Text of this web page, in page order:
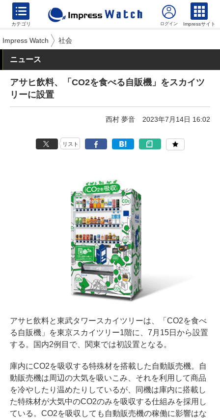
カテゴリ Impressサイト
Impress Watch 社会
ニュース
アサヒ飲料、「CO2を食べる自販機」をスカイツ
リーに設置
西村 夢音 2023年7月14日 16:02
リスト
アサヒ飲料と東武タワースカイツリーは、「CO2を食べ
る自販機」を東京スカイツリー1階に、7月15日から設置
する。国内2例目で、関東では初設置となる。
庫内にCO2を吸収する特殊材を搭載した自動販売機。自
動販売機は周辺の大気を吸いこみ、それを利用して商品
を冷やしたり温めたりしているが、同機は庫内に搭載し
た特殊材が大気中のCO2のみを吸収する仕組みを採用し
ている。CO2を吸収しても自動販売機の稼働に影響はな